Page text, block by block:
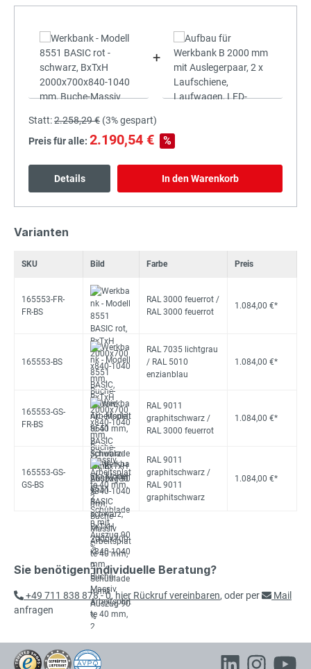
+
Statt:2.258,29 € (3%gespart)
Preis für alle: 2.190,54 € %
Details In den Warenkorb
Varianten
SKU Bild Farbe Preis
165553-FR-
FR-BS
RAL 3000 feuerrot /
RAL 3000 feuerrot
1.084,00 €*
165553-BS
RAL 7035 lichtgrau
/ RAL 5010
enzianblau
1.084,00 €*
165553-GS-
FR-BS
RAL 9011
graphitschwarz /
RAL 3000 feuerrot
1.084,00 €*
165553-GS-
GS-BS
RAL 9011
graphitschwarz /
RAL 9011
graphitschwarz
1.084,00 €*
Sie benötigen individuelle Beratung?
+49 711 838 878 - 0,hier Rückruf vereinbaren, oder per
Mail
anfragen